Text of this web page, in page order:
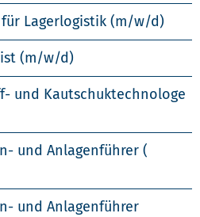
Lagerlogistik (m/w/d)
(m/w/d)
und Kautschuktechnologe
und Anlagenführer (
und Anlagenführer